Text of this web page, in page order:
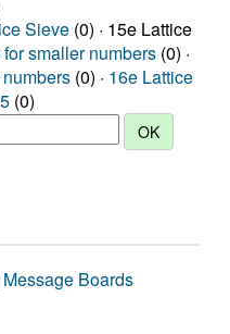
Sieve (0) · 15e Lattice
smaller numbers (0) ·
(0) · 16e Lattice
(0)
Message Boards